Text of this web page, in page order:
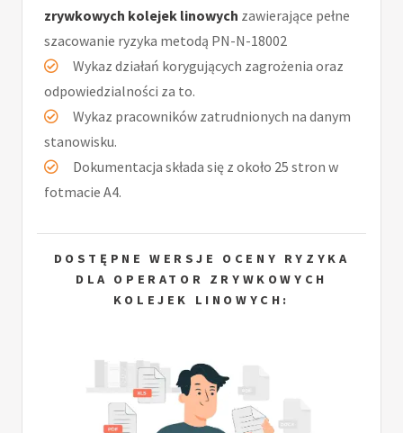
zrywkowych kolejek linowych zawierające pełne
szacowanie ryzyka metodą PN-N-18002
Wykaz działań korygujących zagrożenia oraz
odpowiedzialności za to.
Wykaz pracowników zatrudnionych na danym
stanowisku.
Dokumentacja składa się z około 25 stron w
fotmacie A4.
DOSTĘPNE WERSJE OCENY RYZYKA
DLA OPERATOR ZRYWKOWYCH
KOLEJEK LINOWYCH: